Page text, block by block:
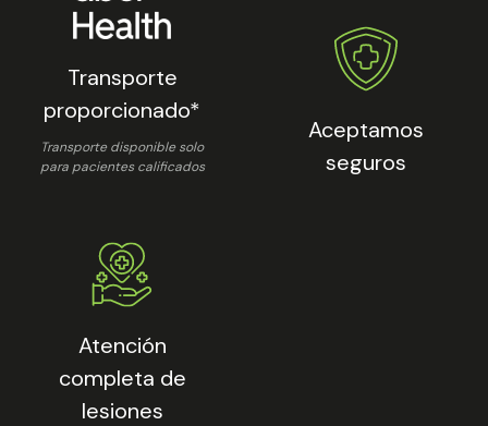
Transporte
proporcionado*
Transporte disponible solo
para pacientes calificados
Atención
completa de
lesiones
Aceptamos
seguros